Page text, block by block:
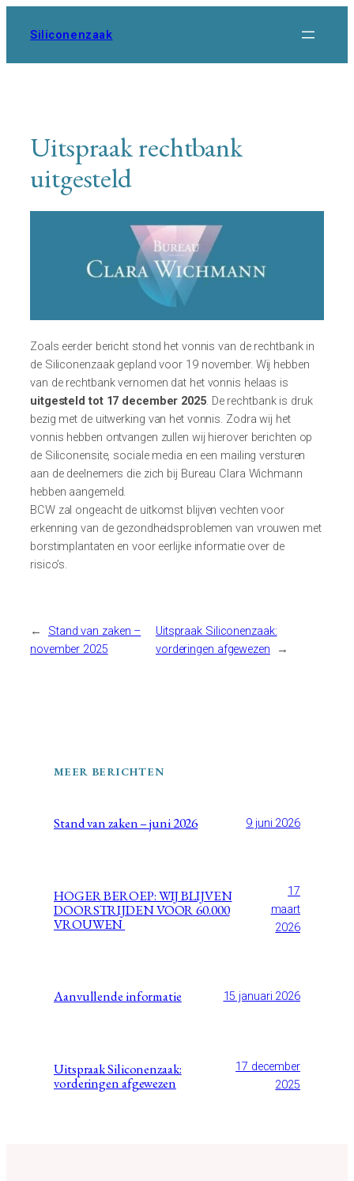
Siliconenzaak
Uitspraak rechtbank
uitgesteld
Zoals eerder bericht stond het vonnis van de rechtbank in
de Siliconenzaak gepland voor 19 november. Wij hebben
van de rechtbank vernomen dat het vonnis helaas is
uitgesteld tot 17 december 2025. De rechtbank is druk
bezig met de uitwerking van het vonnis. Zodra wij het
vonnis hebben ontvangen zullen wij hierover berichten op
de Siliconensite, sociale media en een mailing versturen
aan de deelnemers die zich bij Bureau Clara Wichmann
hebben aangemeld.
BCW zal ongeacht de uitkomst blijven vechten voor
erkenning van de gezondheidsproblemen van vrouwen met
borstimplantaten en voor eerlijke informatie over de
risico’s.
←
Stand van zaken –
november 2025
Uitspraak Siliconenzaak:
vorderingen afgewezen
→
MEER BERICHTEN
Stand van zaken – juni 2026 9 juni 2026
HOGER BEROEP: WIJ BLIJVEN
DOORSTRIJDEN VOOR 60.000
VROUWEN
17
maart
2026
Aanvullende informatie 15 januari 2026
Uitspraak Siliconenzaak:
vorderingen afgewezen
17 december
2025